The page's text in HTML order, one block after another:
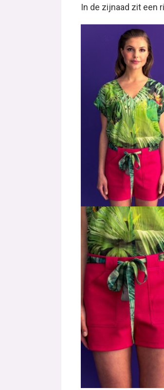
In de zijnaad zit een